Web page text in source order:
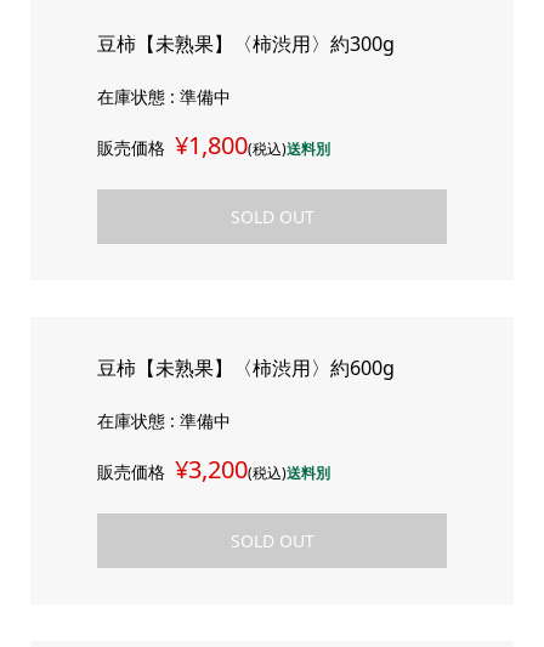
豆柿【未熟果】〈柿渋用〉約300g
在庫状態 : 準備中
販売価格 ¥1,800(税込)送料別
SOLD OUT
豆柿【未熟果】〈柿渋用〉約600g
在庫状態 : 準備中
販売価格 ¥3,200(税込)送料別
SOLD OUT